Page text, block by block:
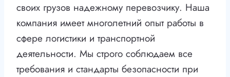
своих грузов надежному перевозчику. Наша
компания имеет многолетний опыт работы в
сфере логистики и транспортной
деятельности. Мы строго соблюдаем все
требования и стандарты безопасности при